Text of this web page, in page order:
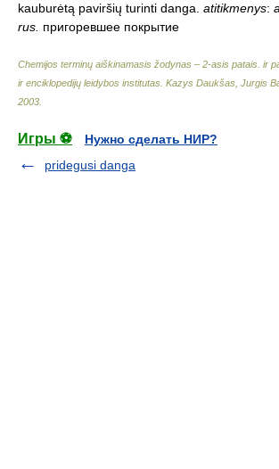
kauburėtą paviršių turinti danga. atitikmenys:
rus. пригоревшее покрытие
Chemijos terminų aiškinamasis žodynas – 2-asis patais. ir
ir enciklopedijų leidybos institutas Kazys Daukšas, Jurgis
2003
Игры ⚽
Нужно сделать НИР?
pridegusi danga